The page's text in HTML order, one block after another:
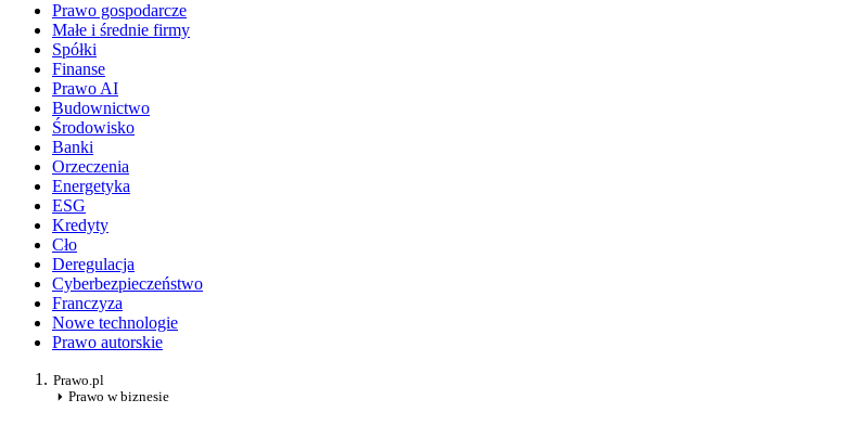
Prawo gospodarcze
Małe i średnie firmy
Spółki
Finanse
Prawo AI
Budownictwo
Środowisko
Banki
Orzeczenia
Energetyka
ESG
Kredyty
Cło
Deregulacja
Cyberbezpieczeństwo
Franczyza
Nowe technologie
Prawo autorskie
Prawo.pl
Prawo w biznesie